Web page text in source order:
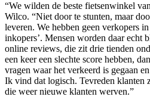
“We wilden de beste fietsenwinkel
Wilco. “Niet door te stunten, maar
leveren. We hebben geen verkopers
inkopers’. Mensen worden daar echt
online reviews, die zit drie tienden
een keer een slechte score hebben,
vragen waar het verkeerd is gegaan
Ik vind dat logisch. Tevreden klanten
die weer nieuwe klanten werven.”